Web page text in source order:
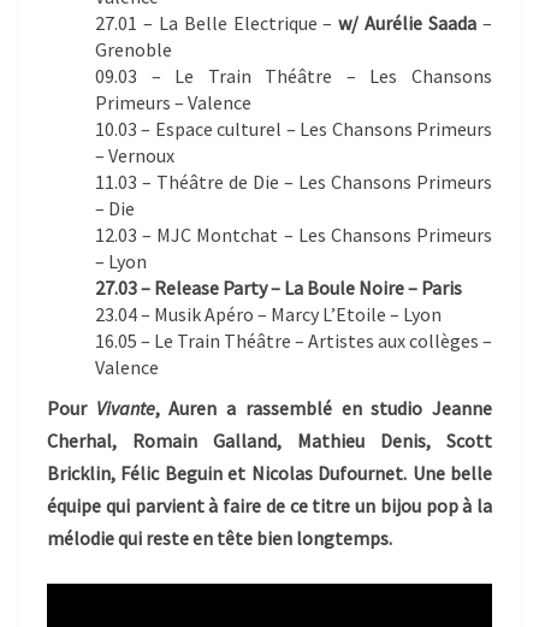
27.01 – La Belle Electrique –w/ Aurélie Saada –
Grenoble
09.03 – Le Train Théâtre – Les Chansons
Primeurs – Valence
10.03 – Espace culturel – Les Chansons Primeurs
– Vernoux
11.03 – Théâtre de Die – Les Chansons Primeurs
– Die
12.03 – MJC Montchat – Les Chansons Primeurs
– Lyon
27.03 – Release Party – La Boule Noire – Paris
23.04 – Musik Apéro – Marcy L’Etoile – Lyon
16.05 – Le Train Théâtre – Artistes aux collèges –
Valence
Pour Vivante, Auren a rassemblé en studio Jeanne
Cherhal, Romain Galland, Mathieu Denis, Scott
Bricklin, Félic Beguin et Nicolas Dufournet. Une belle
équipe qui parvient à faire de ce titre un bijou pop à la
mélodie qui reste en tête bien longtemps.